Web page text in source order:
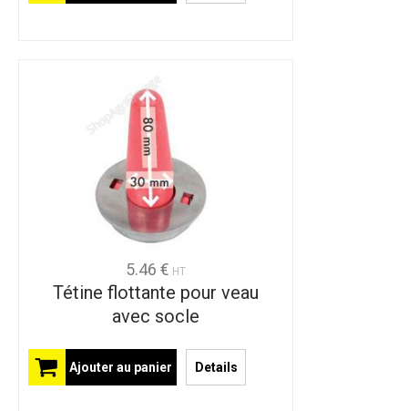
5.46 € HT
Tétine flottante pour veau
avec socle
Ajouter au panier Details